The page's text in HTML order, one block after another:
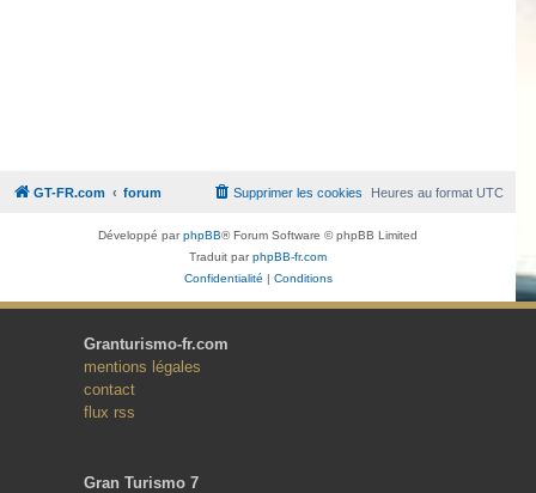
GT-FR.com forum Heures au formatUTC
Supprimer les cookies
Développé parphpBB® Forum Software © phpBB Limited
Traduit parphpBB-fr.com
Confidentialité | Conditions
Granturismo-fr.com
mentions légales
contact
flux rss
Gran Turismo 7